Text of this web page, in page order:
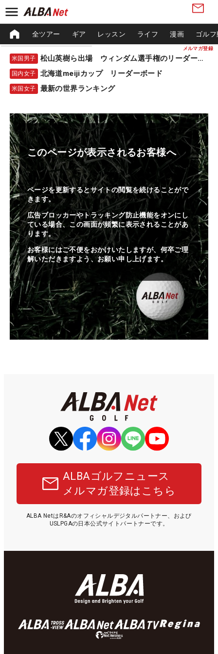
メルマガ登録
全ツアー ギア レッスン ライフ 漫画 ゴル
米国男子 松山英樹ら出場 ウィンダム選手権のリーダーボード
国内女子 北海道meijiカップ リーダーボード
米国女子 最新の世界ランキング
このページが表示されるお客様へ
ページを更新するとサイトの閲覧を続けることがで
きます。
広告ブロッカーやトラッキング防止機能をオンにし
ている場合、この画面が頻繁に表示されることがあ
ります。
お客様にはご不便をおかけいたしますが、何卒ご理
解いただきますよう、お願い申し上げます。
ALBAゴルフニュース
メルマガ登録はこちら
ALBA NetはR&Aのオフィシャルデジタルパートナー、および
USLPGAの日本公式サイトパートナーです。